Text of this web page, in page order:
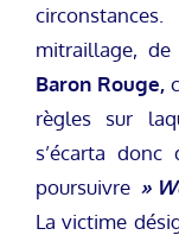
mitraillage, de
Baron Rouge,
règles sur
s’écarta
poursuivre »
La victime